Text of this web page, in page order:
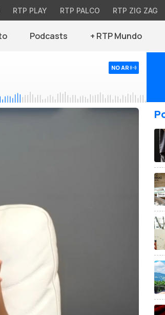
RTP PLAY RTP PALCO RTP ZIG ZAG
Podcasts + RTP Mundo
NO AR